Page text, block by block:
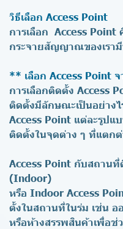
วิธีเลือก Access Point
การเลือก Access Point
กระจายสัญญาณของเรา
** เลือก Access Point
การเลือกติดตั้ง Access
ติดตั้งมีลักษณะเป็นอย่าง
Access Point แต่ละรูปแ
ติดตั้งในจุดต่าง ๆ ที่แตก
Access Point กับสถาน
(Indoor)
หรือ Indoor Access
ตั้งในสถานที่ในร่ม เช่น อ
หรือห้างสรรพสินค้าเพื่อ